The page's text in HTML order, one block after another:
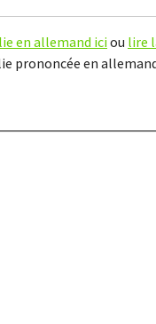
en allemand iciou lire
prononcée en